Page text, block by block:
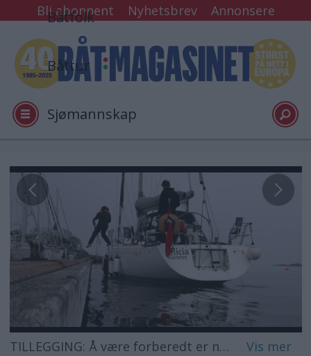
Bli abonnent Nyhetsbrev Annonsere
Båtfolk
Båttur
Sjømannskap
Tester
Arkiv
Video
Logg inn
TILLEGGING: Å være forberedt er nøkkelen til en tillegging med stil.